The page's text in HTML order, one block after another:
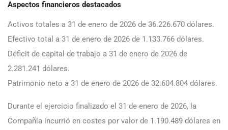
Aspectos financieros destacados
Activos totales a 31 de enero de 2026 de 36.226.670 dólares.
Efectivo total a 31 de enero de 2026 de 1.133.766 dólares.
Déficit de capital de trabajo a 31 de enero de 2026 de
2.281.241 dólares.
Patrimonio neto a 31 de enero de 2026 de 32.604.804 dólares.
Durante el ejercicio finalizado el 31 de enero de 2026, la
Compañía incurrió en costes por valor de 1.190.489 dólares en